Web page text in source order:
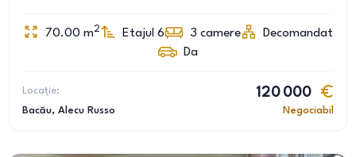
70.00 m2 Etajul 6 3 camere
Decomandat
Da
Locație:
Bacău, Alecu Russo
120 000
Negociabil